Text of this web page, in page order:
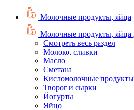
Молочные продукты, яйца
Молочные продукты, яйца
Смотреть весь раздел
Молоко, сливки
Масло
Сметана
Кисломолочные продукты
Творог и сырки
Йогурты
Яйцо